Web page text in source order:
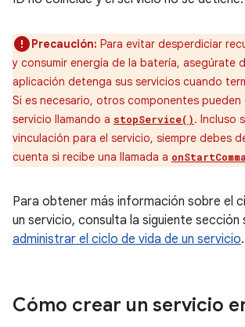
Precaución: Para evitar desperdiciar
y consumir energía de la batería, asegúrate
aplicación detenga sus servicios cuando
Si es necesario, otros componentes pueden
servicio llamando a stopService(). Incluso
vinculación para el servicio, siempre debes
cuenta si recibe una llamada a
Para obtener más información sobre el
un servicio, consulta la siguiente sección
administrar el ciclo de vida de un servicio.
Cómo crear un servicio